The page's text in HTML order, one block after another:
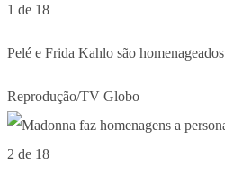
1 de 18
Pelé e Frida Kahlo são homenageados
Reprodução/TV Globo
2 de 18